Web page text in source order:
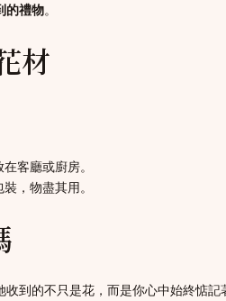
的禮物。
材
客廳或廚房。
，物盡其用。
到的不只是花，而是你心中始終惦記